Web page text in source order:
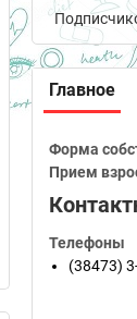
Главное
Форма
Прием
Телефоны
(38473)